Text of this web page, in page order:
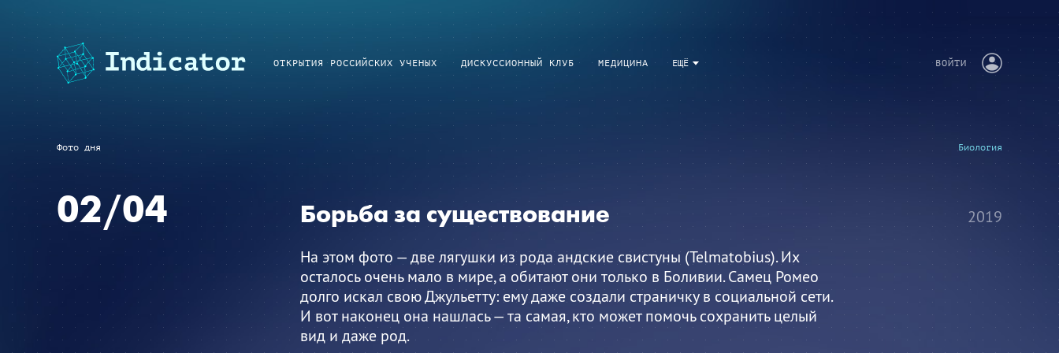
ЕЩЁ
ОТКРЫТИЯ РОССИЙСКИХ УЧЕНЫХ ДИСКУССИОННЫЙ КЛУБ МЕДИЦИНА ВОЙТИ
Фото дня Биология
02/04 Борьба за существование
На этом фото — две лягушки из рода андские свистуны (Telmatobius). Их
осталось очень мало в мире, а обитают они только в Боливии. Самец Ромео
долго искал свою Джульетту: ему даже создали страничку в социальной сети.
И вот наконец она нашлась — та самая, кто может помочь сохранить целый
вид и даже род.
2019